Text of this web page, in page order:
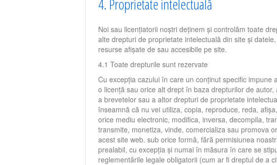
4. Proprietate intelectuală
Noi sau licențiatorii noștri deținem și controlăm toate
alte drepturi de proprietate intelectuală din site și
resurse afișate de sau accesibile pe site.
4.1 Toate drepturile sunt rezervate
Cu excepția cazului în care un conținut specific impune
o licență sau orice alt drept în baza drepturilor de autor,
a brevetelor sau a altor drepturi de proprietate
înseamnă că nu vei utiliza, copia, reproduce, reda,
orice mediu electronic, modifica, inversa, decompila,
transmite, monetiza, vinde, comercializa sau promova
acest site web. sub orice formă, fără permisiunea
prealabil, cu excepția și numai în măsura în care se
reglementările legale obligatorii (cum ar fi dreptul de a